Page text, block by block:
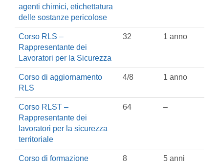
agenti chimici, etichettatura
delle sostanze pericolose
Corso RLS –
Rappresentante dei
Lavoratori per la Sicurezza
32 1 anno
Corso di aggiornamento
RLS
4/8 1 anno
Corso RLST –
Rappresentante dei
lavoratori per la sicurezza
territoriale
64 –
Corso di formazione
8 5 anni